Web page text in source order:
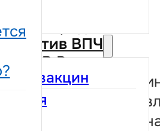
против ВПЧ
вакцин
В Республике
Молдова
бесплатна и
частью